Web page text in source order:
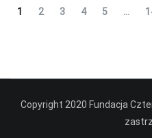
Posts
Page
1 Page
2 Page
3 Page
4 Page
5 …
Copyright 2020 Fundacja